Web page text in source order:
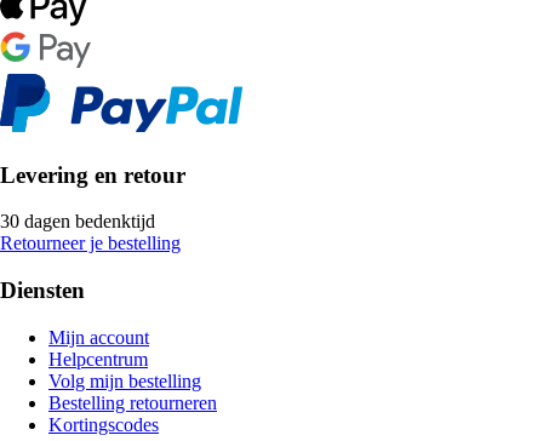
Levering en retour
30 dagen bedenktijd
Retourneer je bestelling
Diensten
Mijn account
Helpcentrum
Volg mijn bestelling
Bestelling retourneren
Kortingscodes